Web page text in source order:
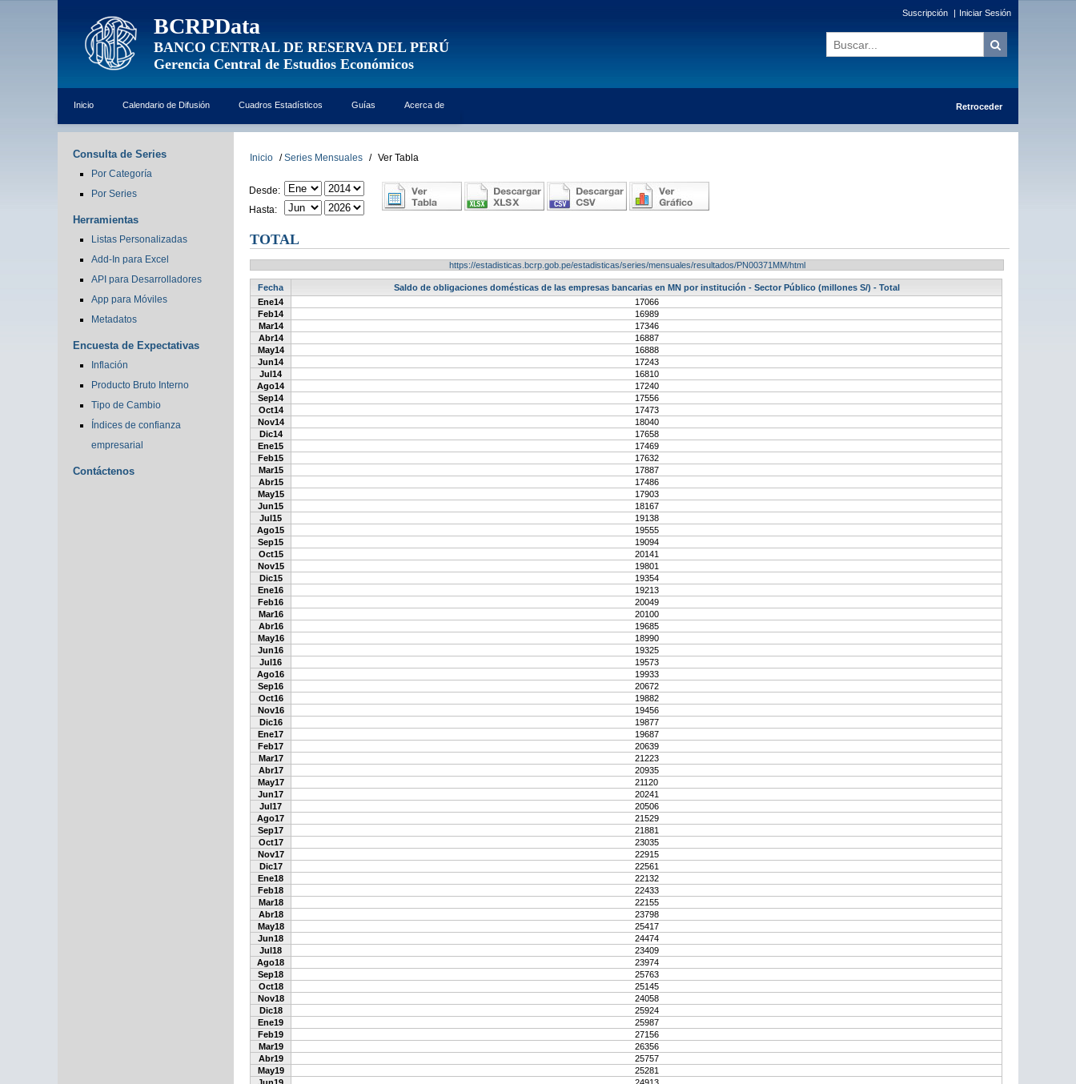
BCRPData
BANCO CENTRAL DE RESERVA DEL PERÚ
Gerencia Central de Estudios Económicos
Suscripción | Iniciar Sesión
Inicio Calendario de Difusión Cuadros Estadísticos Guías Acerca de Retroceder
Consulta de Series
Por Categoría
Por Series
Herramientas
Listas Personalizadas
Add-In para Excel
API para Desarrolladores
App para Móviles
Metadatos
Encuesta de Expectativas
Inflación
Producto Bruto Interno
Tipo de Cambio
Índices de confianza
empresarial
Contáctenos
Inicio / Series Mensuales / Ver Tabla
Desde:
Hasta:
TOTAL
https://estadisticas.bcrp.gob.pe/estadisticas/series/mensuales/resultados/PN00371MM/html
Fecha
Saldo de obligaciones domésticas de las empresas bancarias en MN por institución - Sector Público (millones S/) - Total
Ene14
17066
Feb14
16989
Mar14
17346
Abr14
16887
May14
16888
Jun14
17243
Jul14
16810
Ago14
17240
Sep14
17556
Oct14
17473
Nov14
18040
Dic14
17658
Ene15
17469
Feb15
17632
Mar15
17887
Abr15
17486
May15
17903
Jun15
18167
Jul15
19138
Ago15
19555
Sep15
19094
Oct15
20141
Nov15
19801
Dic15
19354
Ene16
19213
Feb16
20049
Mar16
20100
Abr16
19685
May16
18990
Jun16
19325
Jul16
19573
Ago16
19933
Sep16
20672
Oct16
19882
Nov16
19456
Dic16
19877
Ene17
19687
Feb17
20639
Mar17
21223
Abr17
20935
May17
21120
Jun17
20241
Jul17
20506
Ago17
21529
Sep17
21881
Oct17
23035
Nov17
22915
Dic17
22561
Ene18
22132
Feb18
22433
Mar18
22155
Abr18
23798
May18
25417
Jun18
24474
Jul18
23409
Ago18
23974
Sep18
25763
Oct18
25145
Nov18
24058
Dic18
25924
Ene19
25987
Feb19
27156
Mar19
26356
Abr19
25757
May19
25281